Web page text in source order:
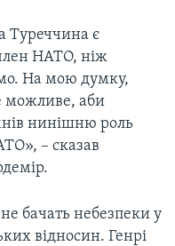
Туреччина є
НАТО, ніж
На мою думку,
можливе, аби
нинішню роль
– сказав
бачать небезпеки у
відносин. Генрі